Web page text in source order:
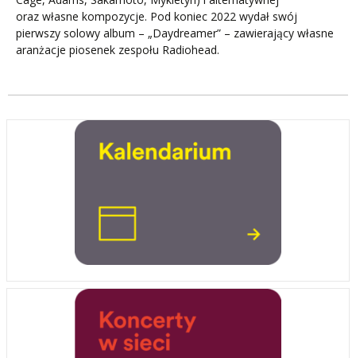
oraz własne kompozycje. Pod koniec 2022 wydał swój
pierwszy solowy album – „Daydreamer” – zawierający własne
aranżacje piosenek zespołu Radiohead.